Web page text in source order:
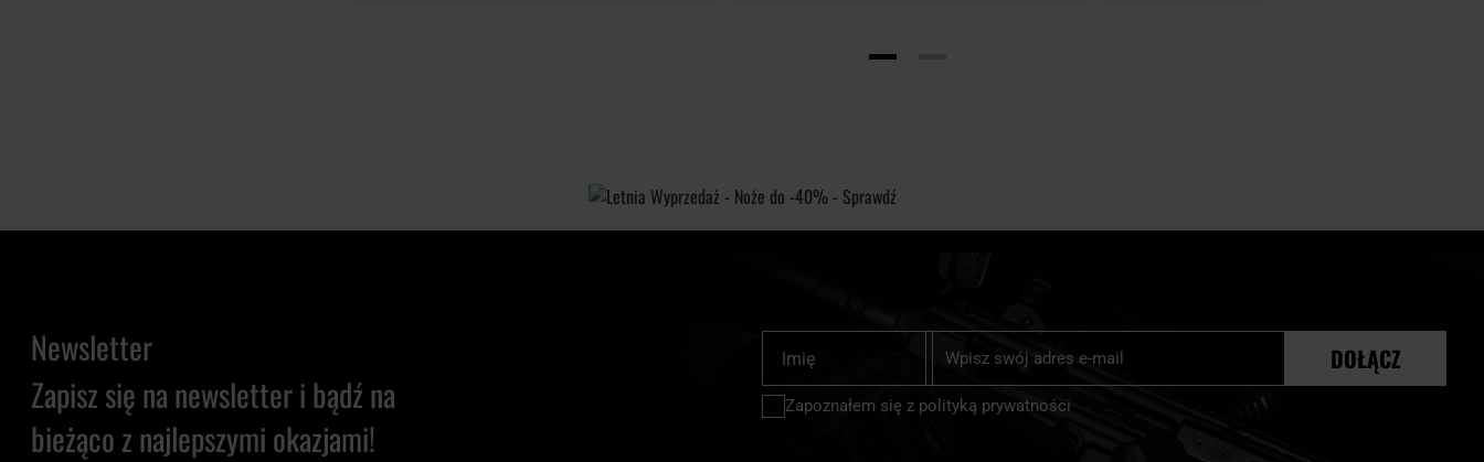
wysoką jakością.
Newsletter
Zapisz się na newsletter i bądź na
bieżąco z najlepszymi okazjami!
Subskrybuj
nasz
newsletter:
Zapoznałem się z polityką prywatności
DOŁĄCZ